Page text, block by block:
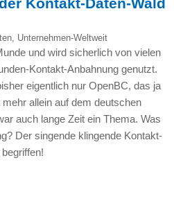
, Unternehmen-Weltweit
und wird sicherlich von vielen
Kontakt-Anbahnung genutzt.
eigentlich nur OpenBC, das ja
allein auf dem deutschen
auch lange Zeit ein Thema. Was
Der singende klingende Kontakt-